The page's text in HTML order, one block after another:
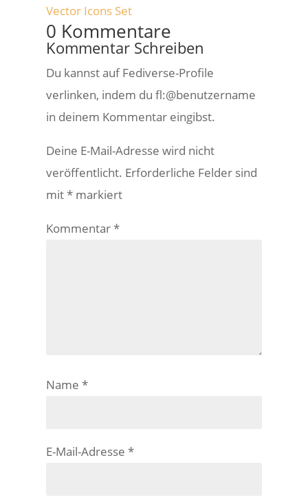
Vector Icons Set
0 Kommentare
Kommentar Schreiben
Du kannst auf Fediverse-Profile
verlinken, indem du fl:@benutzername
in deinem Kommentar eingibst.
Deine E-Mail-Adresse wird nicht
veröffentlicht. Erforderliche Felder sind
mit* markiert
Kommentar*
Name*
E-Mail-Adresse*